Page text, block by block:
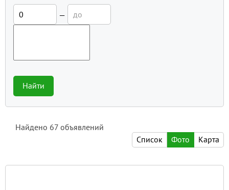
—
Найти
Найдено 67 объявлений
Список
Фото Карта